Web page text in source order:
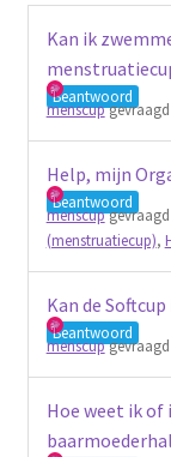
Kan ik
Beantwoord
menscupgevraagd
Help, mijn
Beantwoord
menscupgevraagd
(menstruatiecup),
Kan de
Beantwoord
menscupgevraagd
Hoe weet ik of